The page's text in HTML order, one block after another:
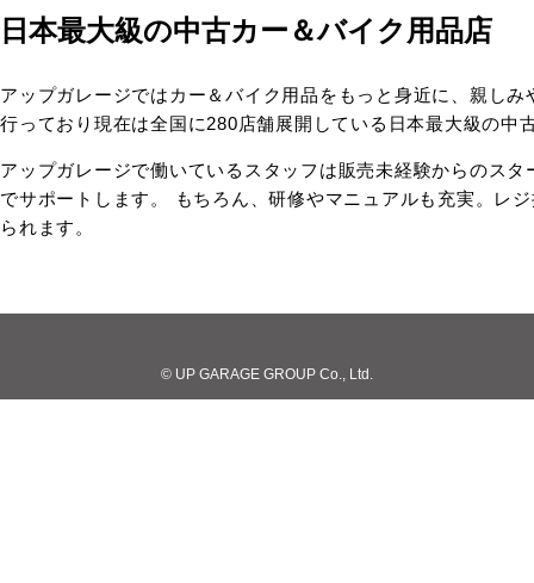
日本最大級の中古カー＆バイク用品店
アップガレージではカー＆バイク用品をもっと身近に、親し
行っており現在は全国に280店舗展開している日本最大級の中
アップガレージで働いているスタッフは販売未経験からのス
でサポートします。 もちろん、研修やマニュアルも充実。レ
られます。
© UP GARAGE GROUP Co., Ltd.